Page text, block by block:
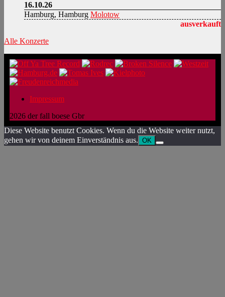
16.10.26
Hamburg, Hamburg Molotow
ausverkauft
Alle Konzerte
Impressum
2026 der fall boese Gbr
Diese Website benutzt Cookies. Wenn du die Website weiter nutzt,
gehen wir von deinem Einverständnis aus. OK